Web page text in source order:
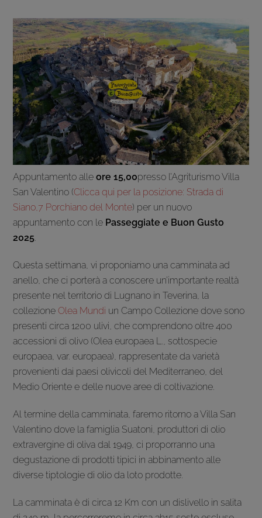
Appuntamento alleore 15,00presso l’Agriturismo Villa
San Valentino (Clicca qui per la posizione: Strada di
Siano,7 Porchiano del Monte) per un nuovo
appuntamento con le Passeggiate e Buon Gusto
2025.
Questa settimana, vi proponiamo una camminata ad
anello, che ci porterà a conoscere un’importante realtà
presente nel territorio di Lugnano in Teverina, la
collezioneOlea Mundi un Campo Collezione dove sono
presenti circa 1200 ulivi, che comprendono oltre 400
accessioni di olivo (Olea europaea L., sottospecie
europaea, var. europaea), rappresentate da varietà
provenienti dai paesi olivicoli del Mediterraneo, del
Medio Oriente e delle nuove aree di coltivazione.
Al termine della camminata, faremo ritorno a Villa San
Valentino dove la famiglia Suatoni, produttori di olio
extravergine di oliva dal 1949, ci proporranno una
degustazione di prodotti tipici in abbinamento alle
diverse tiptologie di olio da loto prodotte.
La camminata è di circa 12 Km con un dislivello in salita